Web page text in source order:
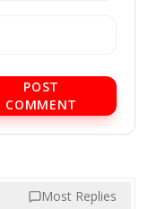
POST
COMMENT
Most Replies